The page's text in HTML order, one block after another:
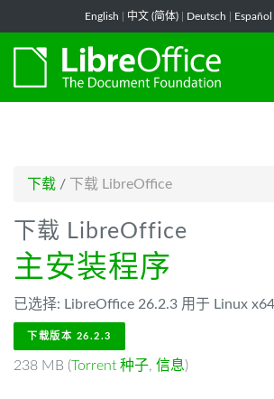
English 中文 (简体) Deutsch Español
下载 / 下载 LibreOffice
下载 LibreOffice
主安装程序
已选择: LibreOffice 26.2.3 用于 Linux
下载版本 26.2.3
238 MB (Torrent 种子, 信息)